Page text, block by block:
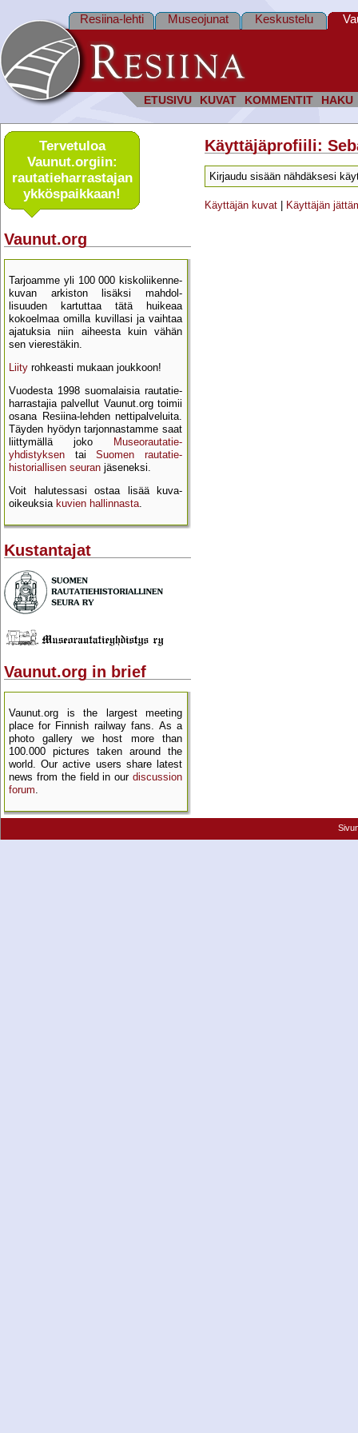
ETUSIVU KUVAT KOMMENTIT HAKU
Resiina-lehti Museojunat Keskustelu
Tervetuloa
Vaunut.orgiin:
rautatie­harrastajan
ykkös­paikkaan!
Vaunut.org
Tarjoamme yli 100 000 kisko­liikenne­
kuvan arkiston lisäksi mahdol­
lisuuden kartu­ttaa tätä huikeaa
kokoelmaa omilla kuvillasi ja vaihtaa
ajatuksia niin aiheesta kuin vähän
sen vierestäkin.
Liity rohkeasti mukaan joukkoon!
Vuodesta 1998 suomalaisia rautatie­
harrastajia palvellut Vaunut.org toimii
osana Resiina-lehden netti­palveluita.
Täyden hyödyn tarjon­nastamme saat
liittymällä joko
Museo­rautatie­
yhdistyksen tai Suomen rautatie­
historial­lisen seuran jäseneksi.
Voit halutessasi ostaa lisää kuva­
oikeuksia kuvien hallinnasta.
Kustantajat
Vaunut.org in brief
Vaunut.org is the largest meeting
place for Finnish railway fans. As a
photo gallery we host more than
100.000 pictures taken around the
world. Our active users share latest
news from the field in our discussion
forum
Käyttäjäprofiili:
Kirjaudu sisään nähdäksesi
Käyttäjän kuvat Käyttäjän